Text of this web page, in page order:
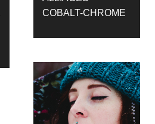
COBALT-CHROME